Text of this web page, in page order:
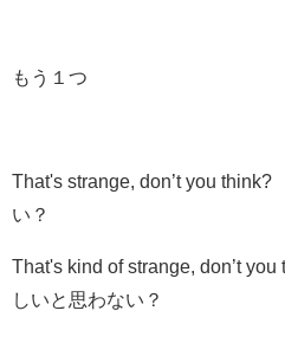
もう１つ
That's strange, don’t you
い？
That's kind ofstrange, don’t
しいと思わない？